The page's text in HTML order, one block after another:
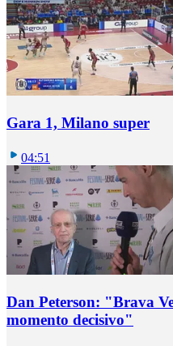
Gara 1, Milano super
04:51
Dan Peterson: "Brava
momento decisivo"